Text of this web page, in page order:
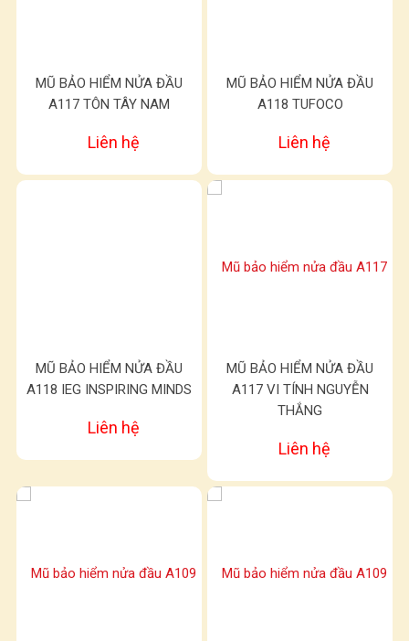
MŨ BẢO HIỂM NỬA ĐẦU
A117 TÔN TÂY NAM
Liên hệ
MŨ BẢO HIỂM NỬA ĐẦU
A118 TUFOCO
Liên hệ
MŨ BẢO HIỂM NỬA ĐẦU
A118 IEG INSPIRING MINDS
Liên hệ
MŨ BẢO HIỂM NỬA ĐẦU
A117 VI TÍNH NGUYỄN
THẮNG
Liên hệ